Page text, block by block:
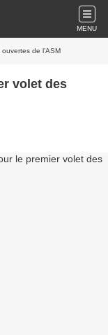
MENU
de l’ASM
volet des